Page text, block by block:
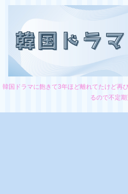
韓国ドラマに飽きて3年ほど離れてたけど再
るので不定